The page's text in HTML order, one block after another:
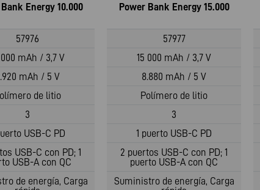
Energy 10.000 Power Bank Energy 15.000
57976 57977
000 mAh / 3,7 V 15 000 mAh / 3,7 V
mAh / 5 V 8.880 mAh / 5 V
de litio Polímero de litio
3 3
USB-C PD 1 puerto USB-C PD
USB-C con PD; 1
USB-A con QC
2 puertos USB-C con PD; 1
puerto USB-A con QC
de energía, Carga
Suministro de energía, Carga